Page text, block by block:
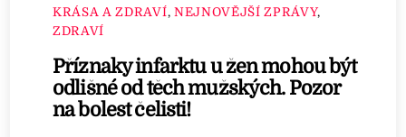
KRÁSA A ZDRAVÍ, NEJNOVĚJŠÍ ZPRÁVY,
ZDRAVÍ
Příznaky infarktu u žen mohou být
odlišné od těch mužských. Pozor
na bolest čelisti!